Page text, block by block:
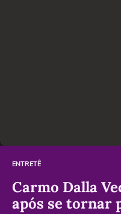
ENTRETÊ
Carmo Dalla
após se tornar